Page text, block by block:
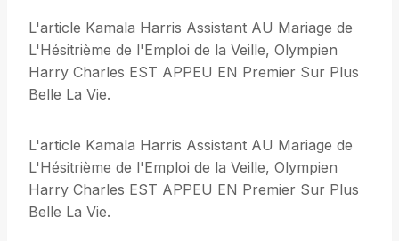
L'article Kamala Harris Assistant AU Mariage de
L'Hésitrième de l'Emploi de la Veille, Olympien
Harry Charles EST APPEU EN Premier Sur Plus
Belle La Vie.
L'article Kamala Harris Assistant AU Mariage de
L'Hésitrième de l'Emploi de la Veille, Olympien
Harry Charles EST APPEU EN Premier Sur Plus
Belle La Vie.